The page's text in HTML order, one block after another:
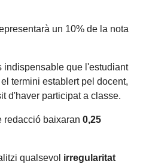
un 10% de la nota
indispensable que l'estudiant
termini establert pel docent,
d'haver participat a classe.
redacció baixaran0,25
qualsevol irregularitat